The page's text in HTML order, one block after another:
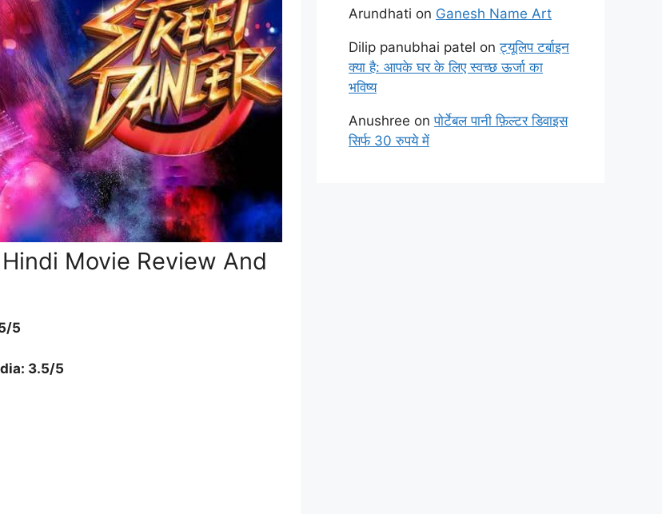
Movie Review And
5
3.5/5
Arundhati on Ganesh Name Art
Dilip panubhai patel onट्यूलिप टर्बाइन
क्या है: आपके घर के लिए स्वच्छ ऊर्जा का
भविष्य
Anushree onपोर्टेबल पानी फ़िल्टर डिवाइस
सिर्फ 30 रुपये में